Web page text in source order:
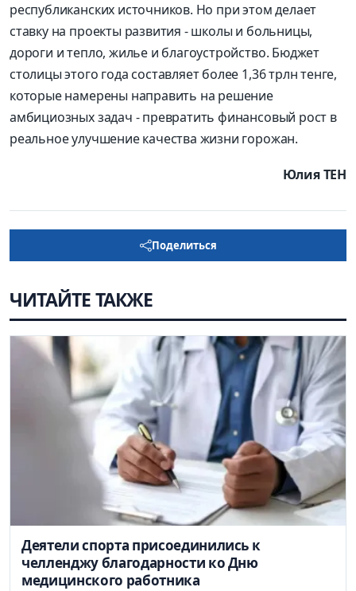
республиканских источников. Но при этом делает
ставку на проекты развития - школы и больницы,
дороги и тепло, жилье и благоустройство. Бюджет
столицы этого года составляет более 1,36 трлн тенге,
которые намерены направить на решение
амбициозных задач - превратить финансовый рост в
реальное улучшение качества жизни горожан.
Юлия ТЕН
Поделиться
ЧИТАЙТЕ ТАКЖЕ
Деятели спорта присоединились к
челленджу благодарности ко Дню
медицинского работника